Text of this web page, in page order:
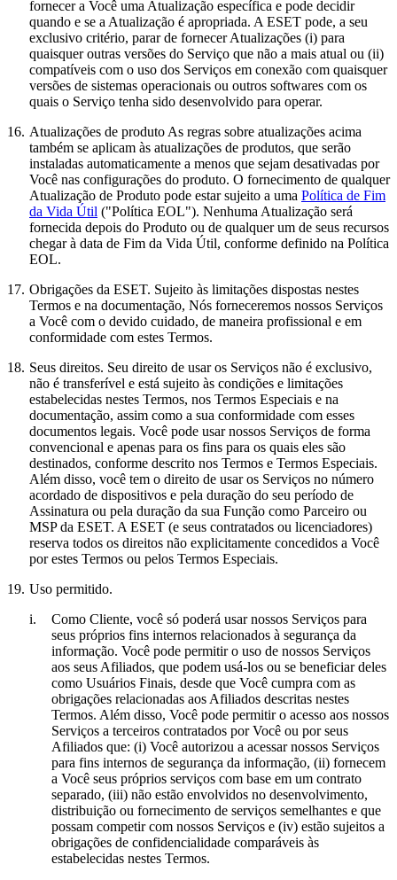
fornecer a Você uma Atualização específica e pode decidir
quando e se a Atualização é apropriada. A ESET pode, a seu
exclusivo critério, parar de fornecer Atualizações (i) para
quaisquer outras versões do Serviço que não a mais atual ou (ii)
compatíveis com o uso dos Serviços em conexão com quaisquer
versões de sistemas operacionais ou outros softwares com os
quais o Serviço tenha sido desenvolvido para operar.
16. Atualizações de produtoAs regras sobre atualizações acima
também se aplicam às atualizações de produtos, que serão
instaladas automaticamente a menos que sejam desativadas por
Você nas configurações do produto. O fornecimento de qualquer
Atualização de Produto pode estar sujeito a uma Política de Fim
da Vida Útil ("Política EOL"). Nenhuma Atualização será
fornecida depois do Produto ou de qualquer um de seus recursos
chegar à data de Fim da Vida Útil, conforme definido na Política
EOL.
17. Obrigações da ESET. Sujeito às limitações dispostas nestes
Termos e na documentação, Nós forneceremos nossos Serviços
a Você com o devido cuidado, de maneira profissional e em
conformidade com estes Termos.
18. Seus direitos. Seu direito de usar os Serviços não é exclusivo,
não é transferível e está sujeito às condições e limitações
estabelecidas nestes Termos, nos Termos Especiais e na
documentação, assim como a sua conformidade com esses
documentos legais. Você pode usar nossos Serviços de forma
convencional e apenas para os fins para os quais eles são
destinados, conforme descrito nos Termos e Termos Especiais.
Além disso, você tem o direito de usar os Serviços no número
acordado de dispositivos e pela duração do seu período de
Assinatura ou pela duração da sua Função como Parceiro ou
MSP da ESET. A ESET (e seus contratados ou licenciadores)
reserva todos os direitos não explicitamente concedidos a Você
por estes Termos ou pelos Termos Especiais.
19. Uso permitido.
i.
Como Cliente, você só poderá usar nossos Serviços para
seus próprios fins internos relacionados à segurança da
informação. Você pode permitir o uso de nossos Serviços
aos seus Afiliados, que podem usá-los ou se beneficiar deles
como Usuários Finais, desde que Você cumpra com as
obrigações relacionadas aos Afiliados descritas nestes
Termos. Além disso, Você pode permitir o acesso aos nossos
Serviços a terceiros contratados por Você ou por seus
Afiliados que: (i) Você autorizou a acessar nossos Serviços
para fins internos de segurança da informação, (ii) fornecem
a Você seus próprios serviços com base em um contrato
separado, (iii) não estão envolvidos no desenvolvimento,
distribuição ou fornecimento de serviços semelhantes e que
possam competir com nossos Serviços e (iv) estão sujeitos a
obrigações de confidencialidade comparáveis às
estabelecidas nestes Termos.